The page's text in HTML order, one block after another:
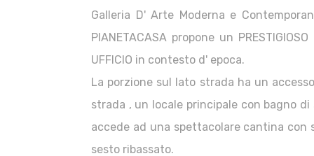
Galleria D' Arte Moderna e
PIANETACASA propone un
UFFICIO in contesto d' epoca.
La porzione sul lato strada ha un
strada , un locale principale con bagno
accede ad una spettacolare cantina
sesto ribassato.